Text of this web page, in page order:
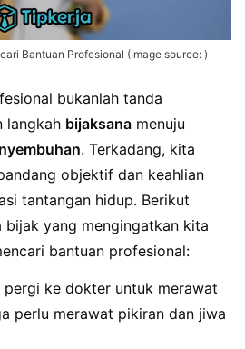
Bantuan Profesional (Image source: )
bukanlah tanda
langkah bijaksana menuju
. Terkadang, kita
objektif dan keahlian
tantangan hidup. Berikut
bijak yang mengingatkan kita
bantuan profesional:
pergi ke dokter untuk merawat
perlu merawat pikiran dan jiwa